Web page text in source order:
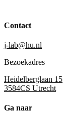
Contact
j-lab@hu.nl
Bezoekadres
Heidelberglaan 15
3584CS Utrecht
Ga naar